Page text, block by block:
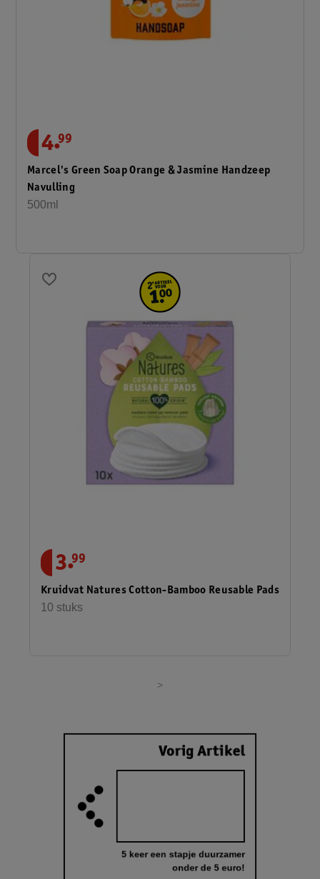
4.99
Marcel's Green Soap Orange & Jasmine Handzeep
Navulling
500ml
3.99
Kruidvat Natures Cotton-Bamboo Reusable Pads
10 stuks
>
Vorig Artikel
5 keer een stapje duurzamer
onder de 5 euro!